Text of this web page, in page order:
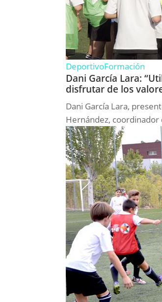
DeportivoFormación
Dani García Lara:
disfrutar de los
Dani García Lara,
Hernández, coordinador